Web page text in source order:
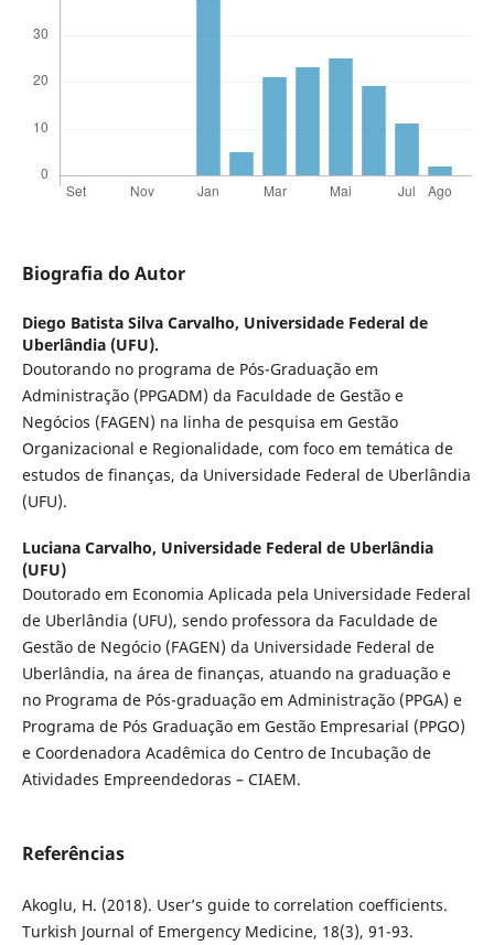
Biografia do Autor
Diego Batista Silva Carvalho, Universidade Federal de
Uberlândia (UFU).
Doutorando no programa de Pós-Graduação em
Administração (PPGADM) da Faculdade de Gestão e
Negócios (FAGEN) na linha de pesquisa em Gestão
Organizacional e Regionalidade, com foco em temática de
estudos de finanças, da Universidade Federal de Uberlândia
(UFU).
Luciana Carvalho, Universidade Federal de Uberlândia
(UFU)
Doutorado em Economia Aplicada pela Universidade Federal
de Uberlândia (UFU), sendo professora da Faculdade de
Gestão de Negócio (FAGEN) da Universidade Federal de
Uberlândia, na área de finanças, atuando na graduação e
no Programa de Pós-graduação em Administração (PPGA) e
Programa de Pós Graduação em Gestão Empresarial (PPGO)
e Coordenadora Acadêmica do Centro de Incubação de
Atividades Empreendedoras – CIAEM.
Referências
Akoglu, H. (2018). User’s guide to correlation coefficients.
Turkish Journal of Emergency Medicine, 18(3), 91-93.